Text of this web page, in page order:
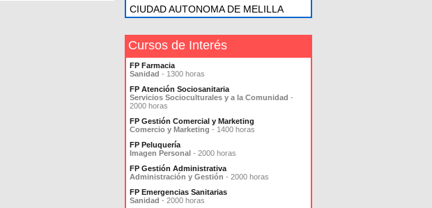
CIUDAD AUTONOMA DE MELILLA
Cursos de Interés
FP Farmacia
Sanidad - 1300 horas
FP Atención Sociosanitaria
Servicios Socioculturales y a la Comunidad -
2000 horas
FP Gestión Comercial y Marketing
Comercio y Marketing - 1400 horas
FP Peluquería
Imagen Personal - 2000 horas
FP Gestión Administrativa
Administración y Gestión - 2000 horas
FP Emergencias Sanitarias
Sanidad - 2000 horas